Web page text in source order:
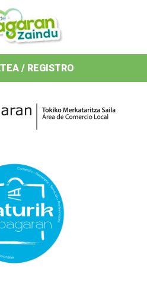
/ Organizan
/ REGISTRO